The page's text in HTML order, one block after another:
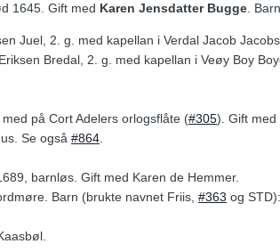
1645. Gift med Karen Jensdatter Bugge .
Juel, 2. g. med kapellan i Verdal Jacob
Bredal, 2. g. med kapellan i Veøy Boy
på Cort Adelers orlogsflåte (#305). Gift med
Se også #864
barnløs. Gift med Karen de Hemmer.
Barn (brukte navnet Friis, #363 og STD):